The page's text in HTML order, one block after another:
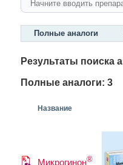
Полные аналоги
Результаты поиска
Полные аналоги: 3
Название
Микрогинон®